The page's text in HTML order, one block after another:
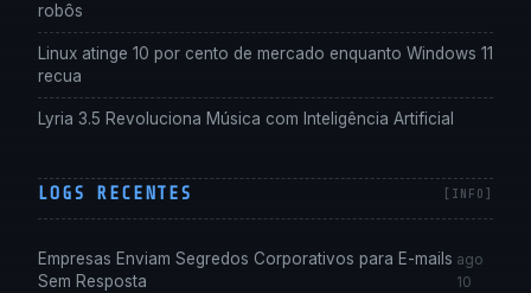
robôs
Linux atinge 10 por cento de mercado enquanto Windows 11
recua
Lyria 3.5 Revoluciona Música com Inteligência Artificial
LOGS RECENTES
Empresas Enviam Segredos Corporativos para E-mails
Sem Resposta
ago
10